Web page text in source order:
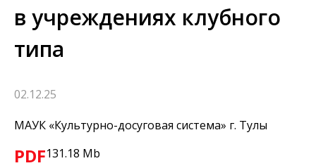
в учреждениях клубного
типа
02.12.25
МАУК «Культурно-досуговая система» г. Тулы
PDF131.18 Mb